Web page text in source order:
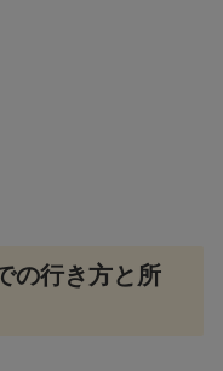
の行き方と所